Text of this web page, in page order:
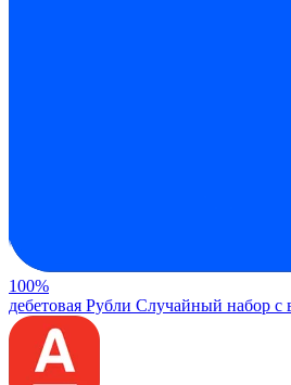
100%
дебетовая Рубли Случайный набор с